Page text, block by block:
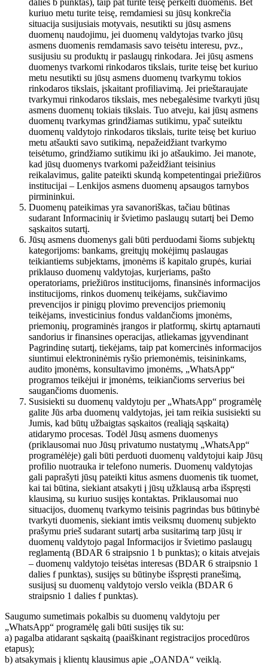
dalies b punktas), taip pat turite teisę perkelti duomenis. Bet
kuriuo metu turite teisę, remdamiesi su jūsų konkrečia
situacija susijusiais motyvais, nesutikti su jūsų asmens
duomenų naudojimu, jei duomenų valdytojas tvarko jūsų
asmens duomenis remdamasis savo teisėtu interesu, pvz.,
susijusiu su produktų ir paslaugų rinkodara. Jei jūsų asmens
duomenys tvarkomi rinkodaros tikslais, turite teisę bet kuriuo
metu nesutikti su jūsų asmens duomenų tvarkymu tokios
rinkodaros tikslais, įskaitant profiliavimą. Jei prieštaraujate
tvarkymui rinkodaros tikslais, mes nebegalėsime tvarkyti jūsų
asmens duomenų tokiais tikslais. Tuo atveju, kai jūsų asmens
duomenų tvarkymas grindžiamas sutikimu, ypač suteiktu
duomenų valdytojo rinkodaros tikslais, turite teisę bet kuriuo
metu atšaukti savo sutikimą, nepažeidžiant tvarkymo
teisėtumo, grindžiamo sutikimu iki jo atšaukimo. Jei manote,
kad jūsų duomenys tvarkomi pažeidžiant teisinius
reikalavimus, galite pateikti skundą kompetentingai priežiūros
institucijai – Lenkijos asmens duomenų apsaugos tarnybos
pirmininkui.
Duomenų pateikimas yra savanoriškas, tačiau būtinas
sudarant Informacinių ir švietimo paslaugų sutartį bei Demo
sąskaitos sutartį.
Jūsų asmens duomenys gali būti perduodami šioms subjektų
kategorijoms: bankams, greitųjų mokėjimų paslaugas
teikiantiems subjektams, įmonėms iš kapitalo grupės, kuriai
priklauso duomenų valdytojas, kurjeriams, pašto
operatoriams, priežiūros institucijoms, finansinės informacijos
institucijoms, rinkos duomenų teikėjams, sukčiavimo
prevencijos ir pinigų plovimo prevencijos priemonių
teikėjams, investicinius fondus valdančioms įmonėms,
priemonių, programinės įrangos ir platformų, skirtų aptarnauti
sandorius ir finansines operacijas, atliekamas įgyvendinant
Pagrindinę sutartį, tiekėjams, taip pat komercinės informacijos
siuntimui elektroninėmis ryšio priemonėmis, teisininkams,
audito įmonėms, konsultavimo įmonėms, „WhatsApp“
programos teikėjui ir įmonėms, teikiančioms serverius bei
saugančioms duomenis.
Susisiekti su duomenų valdytoju per „WhatsApp“ programėlę
galite Jūs arba duomenų valdytojas, jei tam reikia susisiekti su
Jumis, kad būtų užbaigtas sąskaitos (realiąją sąskaitą)
atidarymo procesas. Todėl Jūsų asmens duomenys
(priklausomai nuo Jūsų privatumo nustatymų „WhatsApp“
programėlėje) gali būti perduoti duomenų valdytojui kaip Jūsų
profilio nuotrauka ir telefono numeris. Duomenų valdytojas
gali paprašyti jūsų pateikti kitus asmens duomenis tik tuomet,
kai tai būtina, siekiant atsakyti į jūsų užklausą arba išspręsti
klausimą, su kuriuo susijęs kontaktas. Priklausomai nuo
situacijos, duomenų tvarkymo teisinis pagrindas bus būtinybė
tvarkyti duomenis, siekiant imtis veiksmų duomenų subjekto
prašymu prieš sudarant sutartį arba susitarimą tarp jūsų ir
duomenų valdytojo pagal Informacijos ir švietimo paslaugų
reglamentą (BDAR 6 straipsnio 1 b punktas); o kitais atvejais
– duomenų valdytojo teisėtas interesas (BDAR 6 straipsnio 1
dalies f punktas), susijęs su būtinybe išspręsti pranešimą,
susijusį su duomenų valdytojo verslo veikla (BDAR 6
straipsnio 1 dalies f punktas).
Saugumo sumetimais pokalbis su duomenų valdytoju per
„WhatsApp“ programėlę gali būti susijęs tik su:
a) pagalba atidarant sąskaitą (paaiškinant registracijos procedūros
etapus);
b) atsakymais į klientų klausimus apie „OANDA“ veiklą.